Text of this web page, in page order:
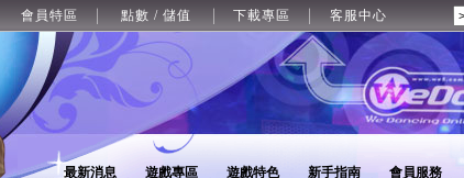
會員特區 點數 / 儲值 下載專區 客服中心
最新消息 遊戲專區 遊戲特色 新手指南 會員服務